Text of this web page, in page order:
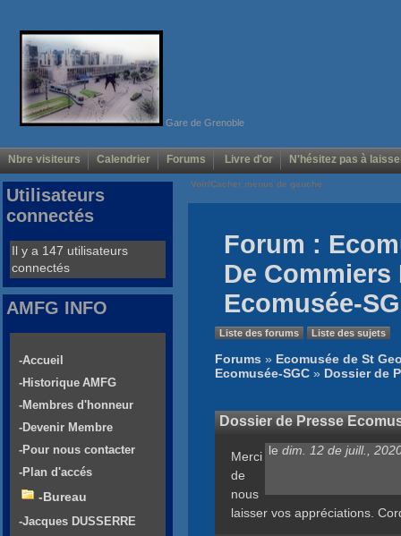
Gare de Grenoble
Nbre visiteurs Calendrier Forums Livre d'or N'hésitez pas à
Voir/Cacher menus de gauche
Forum :
De Commiers
Ecomusée-
Liste des forums Liste des sujets
Forums » Ecomusée de St
Ecomusée-SGC » Dossier de
Dossier de Presse
le dim. 12 de juill.,
Merci
de
nous
laisser vos appréciations.
Utilisateurs
connectés
Il y a 147 utilisateurs
connectés
AMFG INFO
-Accueil
-Historique AMFG
-Membres d'honneur
-Devenir Membre
-Pour nous contacter
-Plan d'accés
-Bureau
-Jacques DUSSERRE